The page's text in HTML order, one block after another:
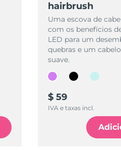
hairbrush
Uma escova de
com os benefícios
LED para um
quebras e um
suave.
$ 59
IVA e taxas incl.